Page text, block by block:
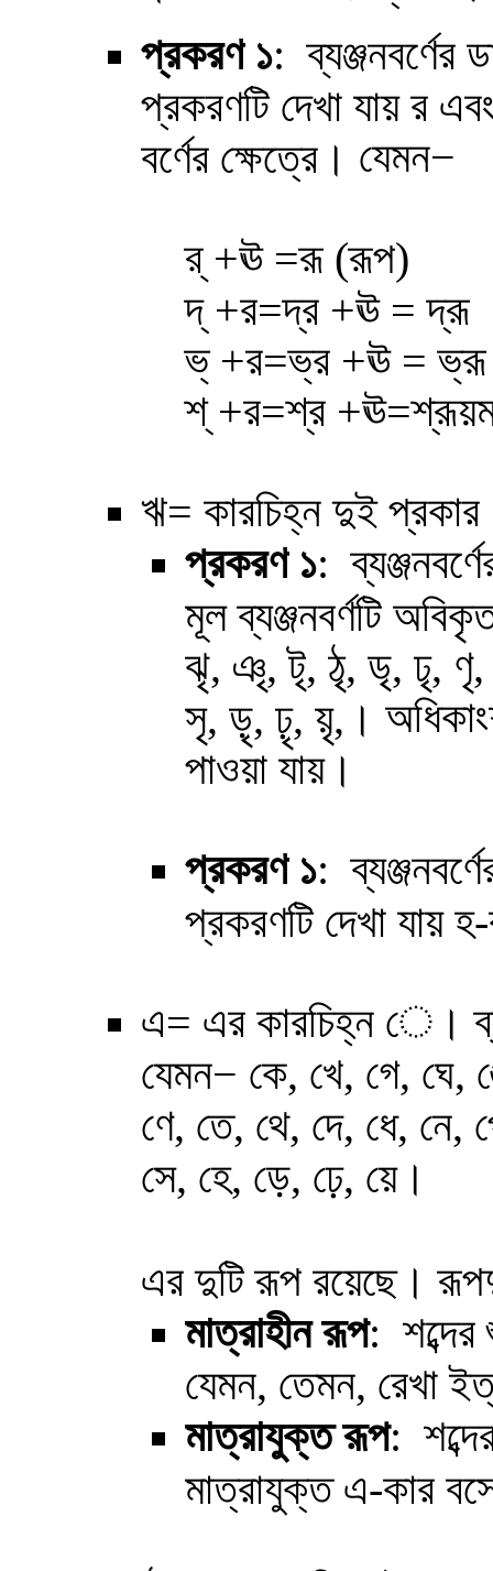
প্রকরণ১:
প্রকরণটি দেখা যায় র
বর্ণের ক্ষেত্রে। যেমন−
র্ +ঊ=রূ (রূপ)
দ্ +র=দ্র +ঊ = দ্রূ
ভ্ +র=ভ্র +ঊ = ভ্রূ
শ্ +র=শ্র
ঋ= কারচিহ্ন দুই
প্রকরণ১:
মূল ব্যঞ্জনবর্ণটি
ঝৃ, ঞৃ, টৃ, ঠৃ, ডৃ, ঢৃ,
সৃ, ড়ৃ, ঢ়ৃ, য়ৃ,।
পাওয়া যায়।
প্রকরণ১:
প্রকরণটি দেখা যায়
এ= এর কারচিহ্ন ে।
যেমন− কে, খে, গে, ঘে,
ণে, তে, থে, দে, ধে, নে,
সে, হে, ড়ে, ঢ়ে, য়ে।
এর দুটি রূপ রয়েছে।
মাত্রাহীনরূপ: শব্দের
যেমন, তেমন, রেখা
মাত্রাযুক্তরূপ:
মাত্রাযুক্ত এ-কার